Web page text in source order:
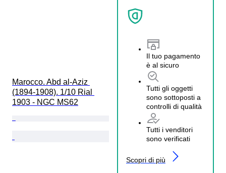
Il tuo pagamento
è al sicuro
Tutti gli oggetti
sono sottoposti a
controlli di qualità
Tutti i venditori
sono verificati
Scopri di più
Marocco. Abd al-Aziz
(1894-1908). 1/10 Rial
1903 - NGC MS62